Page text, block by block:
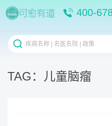
400-
TAG：儿童脑瘤